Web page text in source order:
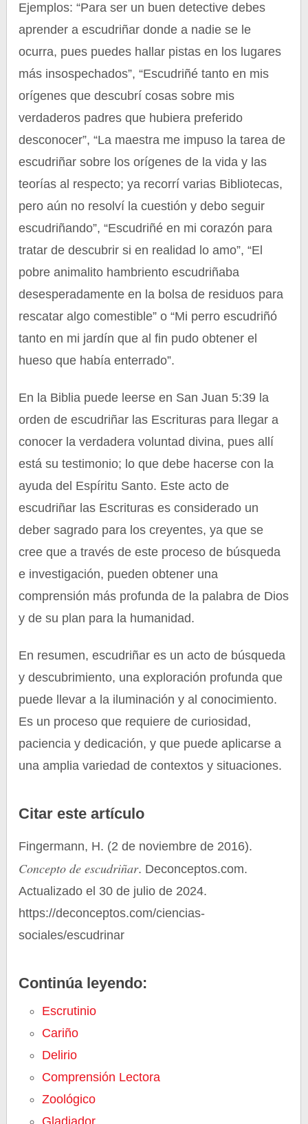
Ejemplos: “Para ser un buen detective debes
aprender a escudriñar donde a nadie se le
ocurra, pues puedes hallar pistas en los lugares
más insospechados”, “Escudriñé tanto en mis
orígenes que descubrí cosas sobre mis
verdaderos padres que hubiera preferido
desconocer”, “La maestra me impuso la tarea de
escudriñar sobre los orígenes de la vida y las
teorías al respecto; ya recorrí varias Bibliotecas,
pero aún no resolví la cuestión y debo seguir
escudriñando”, “Escudriñé en mi corazón para
tratar de descubrir si en realidad lo amo”, “El
pobre animalito hambriento escudriñaba
desesperadamente en la bolsa de residuos para
rescatar algo comestible” o “Mi perro escudriñó
tanto en mi jardín que al fin pudo obtener el
hueso que había enterrado”.
En la Biblia puede leerse en San Juan 5:39 la
orden de escudriñar las Escrituras para llegar a
conocer la verdadera voluntad divina, pues allí
está su testimonio; lo que debe hacerse con la
ayuda del Espíritu Santo. Este acto de
escudriñar las Escrituras es considerado un
deber sagrado para los creyentes, ya que se
cree que a través de este proceso de búsqueda
e investigación, pueden obtener una
comprensión más profunda de la palabra de Dios
y de su plan para la humanidad.
En resumen, escudriñar es un acto de búsqueda
y descubrimiento, una exploración profunda que
puede llevar a la iluminación y al conocimiento.
Es un proceso que requiere de curiosidad,
paciencia y dedicación, y que puede aplicarse a
una amplia variedad de contextos y situaciones.
Citar este artículo
Fingermann, H. (2 de noviembre de 2016).
Concepto de escudriñar. Deconceptos.com.
Actualizado el 30 de julio de 2024.
https://deconceptos.com/ciencias-
sociales/escudrinar
Continúa leyendo:
Escrutinio
Cariño
Delirio
Comprensión Lectora
Zoológico
Gladiador